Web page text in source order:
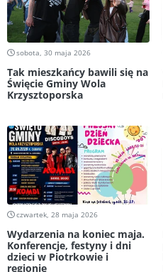
sobota, 30 maja 2026
Tak mieszkańcy bawili się na
Święcie Gminy Wola
Krzysztoporska
czwartek, 28 maja 2026
Wydarzenia na koniec maja.
Konferencje, festyny i dni
dzieci w Piotrkowie i
regionie